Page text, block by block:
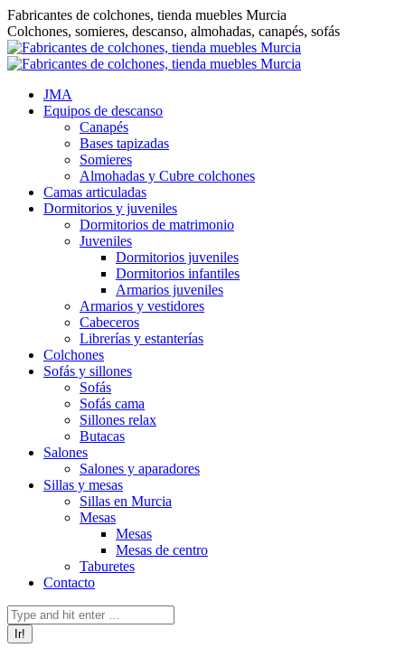
Saltar
al
contenido
Fabricantes de colchones, tienda muebles Murcia
Colchones, somieres, descanso, almohadas, canapés, sofás
JMA
Equipos de descanso
Canapés
Bases tapizadas
Somieres
Almohadas y Cubre colchones
Camas articuladas
Dormitorios y juveniles
Dormitorios de matrimonio
Juveniles
Dormitorios juveniles
Dormitorios infantiles
Armarios juveniles
Armarios y vestidores
Cabeceros
Librerías y estanterías
Colchones
Sofás y sillones
Sofás
Sofás cama
Sillones relax
Butacas
Salones
Salones y aparadores
Sillas y mesas
Sillas en Murcia
Mesas
Mesas
Mesas de centro
Taburetes
Contacto
Buscar: